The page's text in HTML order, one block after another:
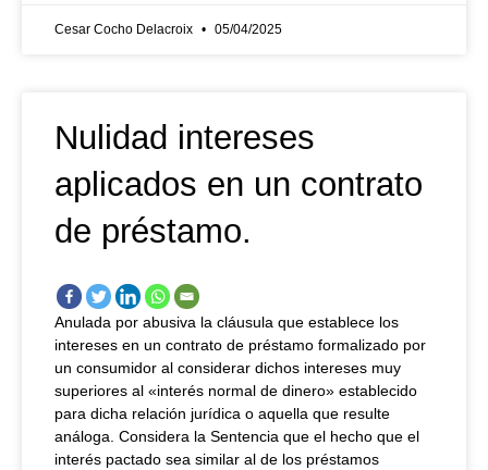
Cesar Cocho Delacroix 05/04/2025
Nulidad intereses
aplicados en un contrato
de préstamo.
Anulada por abusiva la cláusula que establece los
intereses en un contrato de préstamo formalizado por
un consumidor al considerar dichos intereses muy
superiores al «interés normal de dinero» establecido
para dicha relación jurídica o aquella que resulte
análoga. Considera la Sentencia que el hecho que el
interés pactado sea similar al de los préstamos